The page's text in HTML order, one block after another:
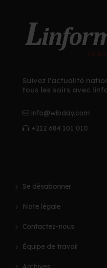
Suivez l'actualité
tous les soirs avec
info@wibday.com
+212 684 101 010
Se désabonner
Note légale
Contactez-nous
Équipe de travail